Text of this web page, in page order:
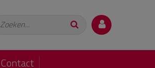
Zoeken...
Contact